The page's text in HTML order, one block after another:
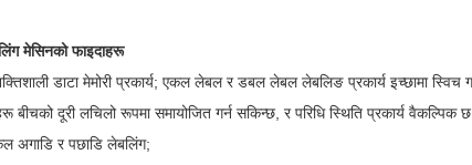
मेसिनको फाइदाहरू
डाटा मेमोरी प्रकार्य; एकल लेबल र डबल लेबल लेबलिङ प्रकार्य इच्छामा स्विच
दूरी लचिलो रूपमा समायोजित गर्न सकिन्छ, र परिधि स्थिति प्रकार्य
अगाडि र पछाडि लेबलिंग;